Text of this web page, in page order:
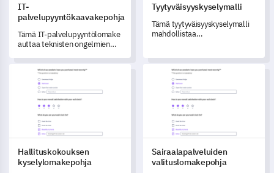
IT-
palvelupyyntökaavakepohja
Tämä IT-palvelupyyntölomake
auttaa teknisten ongelmien
oleelliset tiedot.
Tyytyväisyyskyselymalli
Tämä tyytyväisyyskyselymalli
mahdollistaa
tuoteparannusten alueiden
tunnistamisen.
Hallituskokouksen kyselylomakepohja
Hallituskokouksen
kyselylomakepohja
Sairaalapalveluiden
Sairaalapalveluiden
valituslomakepohja